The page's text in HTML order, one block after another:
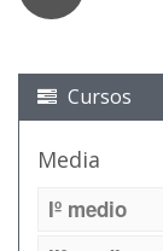
Cursos
Media
Iº medio